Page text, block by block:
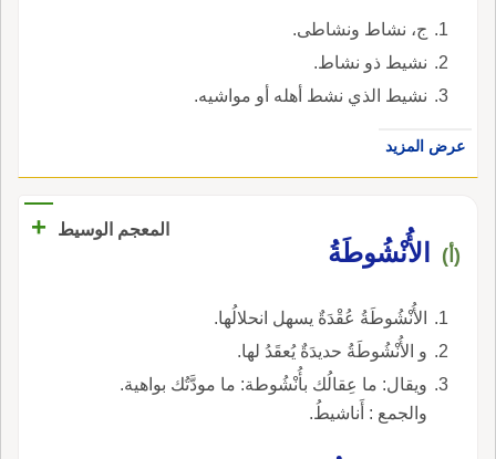
ج، نشاط ونشاطى.
نشيط ذو نشاط.
نشيط الذي نشط أهله أو مواشيه.
عرض المزيد
المعجم الوسيط +
(أ) الأُنْشُوطَةُ
الأُنْشُوطَةُ عُقْدَةٌ يسهل انحلالُها.
و الأُنْشُوطَةُ حديدَةٌ يُعقَدُ لها.
ويقال: ما عِقالُك بأُنْشُوطة: ما مودَّتُك بواهية.
والجمع : أَناشيطُ.